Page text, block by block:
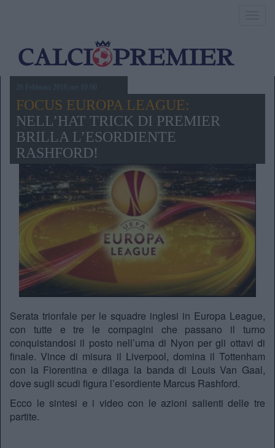
26 Febbraio 2016,ore 10.00
FOCUS EUROPA LEAGUE:
NELL’HAT TRICK DI PREMIER
BRILLA L’ESORDIENTE
RASHFORD!
Serata trionfale per le squadre inglesi in Europa League,
con tutte e tre le compagini che passano il turno
conquistandosi il posto nell’urna di Nyon per gli ottavi di
finale. Vince di misura il Liverpool, domina il Tottenham
con la Fiorentina e dilaga la banda di Louis Van Gaal,
dove sugli scudi figura l’esordiente Marcus Rashford.
Ecco le sintesi e i video con le azioni salienti delle tre
partite.